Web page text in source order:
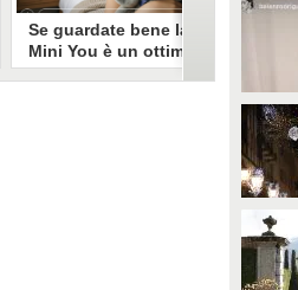
Se guardate bene la foto
Mini You è un ottimo modo
per regalare i dati
You, in cui si pubblica una foto da
bambini e una attuale, è una vera